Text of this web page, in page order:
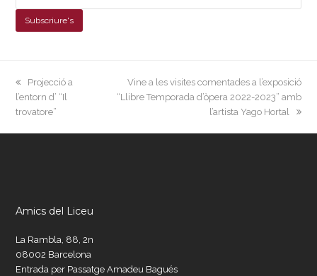
previous
post:
Projecció a
l’entorn d’ “Il
trovatore”
next
post:
Vine a les visites comentades a l’exposició
“Llibre Temporada d’òpera 2022-2023” amb
l’artista Yago Hortal
Amics del Liceu
La Rambla, 88, 2n
08002 Barcelona
Entrada per Passatge Amadeu Bagués